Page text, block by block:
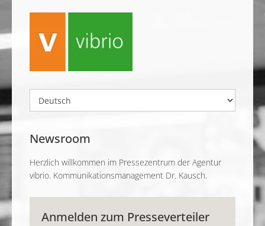
Newsroom
Herzlich willkommen im Pressezentrum der Agentur
vibrio. Kommunikationsmanagement Dr. Kausch.
Anmelden zum Presseverteiler